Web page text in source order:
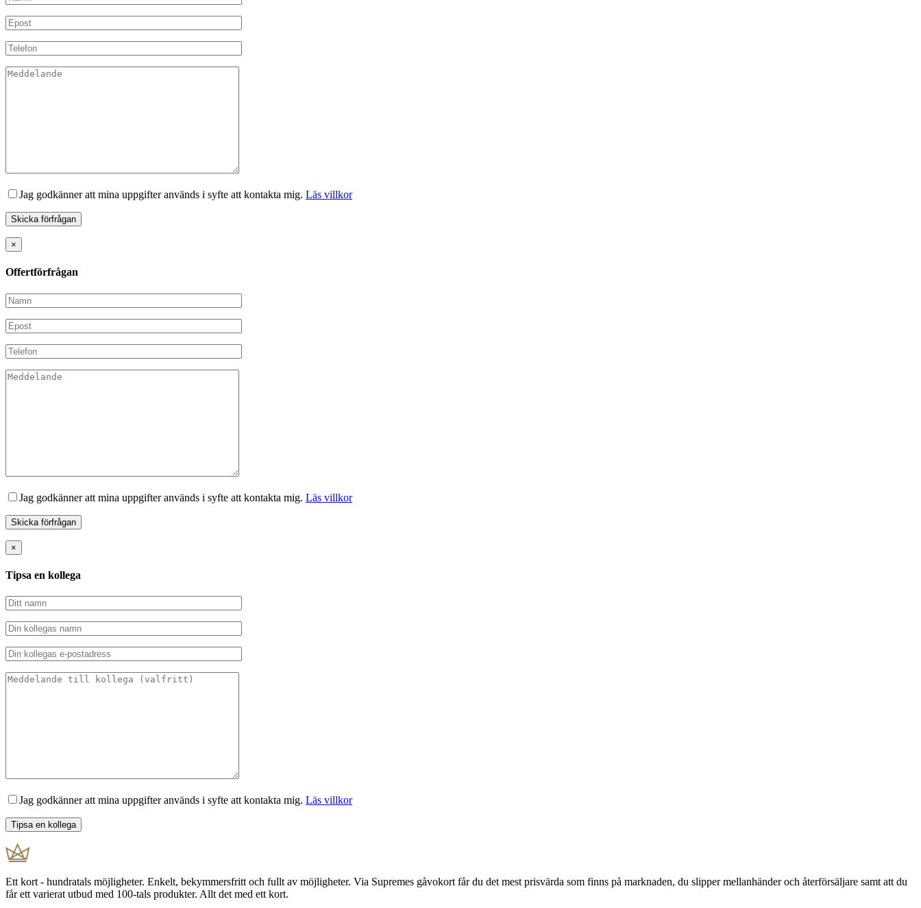
Jag godkänner att mina uppgifter används i syfte att kontakta mig. Läs villkor
×
Offertförfrågan
Jag godkänner att mina uppgifter används i syfte att kontakta mig. Läs villkor
×
Tipsa en kollega
Jag godkänner att mina uppgifter används i syfte att kontakta mig. Läs villkor
Ett kort - hundratals möjligheter. Enkelt, bekymmersfritt och fullt av möjligheter. Via Supremes gåvokort får du det mest prisvärda som finns på marknaden, du slipper mellanhänder och återförsäljare samt att du
får ett varierat utbud med 100-tals produkter. Allt det med ett kort.